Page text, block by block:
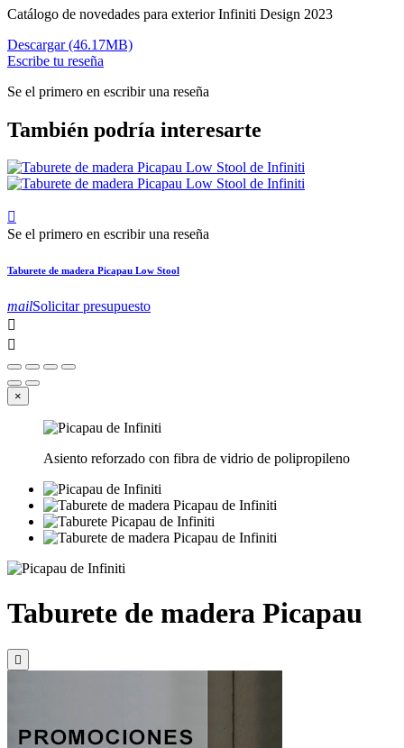
Catálogo de novedades para exterior Infiniti Design 2023
Descargar (46.17MB)
Escribe tu reseña
Se el primero en escribir una reseña
También podría interesarte

Se el primero en escribir una reseña
Taburete de madera Picapau Low Stool
mailSolicitar presupuesto


×
Asiento reforzado con fibra de vidrio de polipropileno
Taburete de madera Picapau
